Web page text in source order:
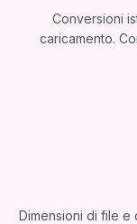
Conversioni
caricamento.
Dimensioni di file e